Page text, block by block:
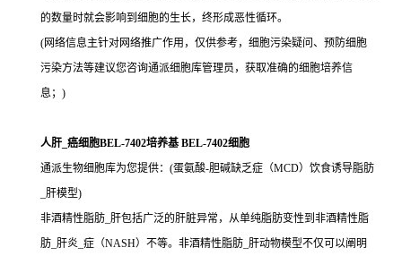
的数量时就会影响到细胞的生长，终形成恶性循环。
(网络信息主针对网络推广作用，仅供参考，细胞污染疑问、预防细胞
污染方法等建议您咨询通派细胞库管理员，获取准确的细胞培养信
息；)
人肝_癌细胞BEL-7402培养基 BEL-7402细胞
通派生物细胞库为您提供：(蛋氨酸-胆碱缺乏症（MCD）饮食诱导脂肪
_肝模型)
非酒精性脂肪_肝包括广泛的肝脏异常，从单纯脂肪变性到非酒精性脂
肪_肝炎_症（NASH）不等。非酒精性脂肪_肝动物模型不仅可以阐明